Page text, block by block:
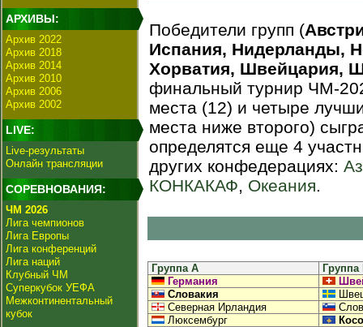
АРХИВЫ:
Архив 2022
Архив 2018
Архив 2014
Архив 2010
Архив 2006
Архив 2002
LIVE:
Live-результаты
Онлайн трансляции
СОРЕВНОВАНИЯ:
ЧМ 2026
Лига чемпионов
Лига Европы
Лига конференций
Лига наций
Клубный ЧМ
Суперкубок УЕФА
Межконтинентальный
кубок
Победители групп (
Испания, Нидерланды,
Хорватия, Швейцария,
финальный турнир ЧМ-
места (12) и четыре
места ниже второго)
определятся еще 4
других конфедерациях:
КОНКАКАФ, Океания.
Группа А
Группа
Германия
Словакия
Северная Ирландия
Люксембург